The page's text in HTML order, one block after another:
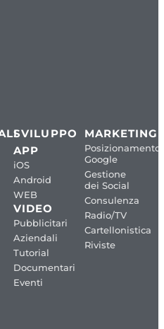
SVILUPPO
APP
iOS
Android
WEB
VIDEO
Pubblicitari
Aziendali
Tutorial
Documentari
Eventi
MARKETING
Posizionamento
Google
Gestione
dei Social
Consulenza
Radio/TV
Cartellonistica
Riviste